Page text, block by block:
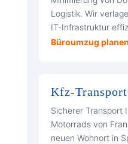
Logistik. Wir
IT-Infrastruktur
Büroumzug
Kfz-Transport
Sicherer Transport
Motorrads von
neuen Wohnort in